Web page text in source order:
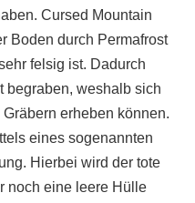
Cursed Mountain
Boden durch Permafrost
felsig ist. Dadurch
begraben, weshalb sich
erheben können.
eines sogenannten
Hierbei wird der tote
noch eine leere Hülle